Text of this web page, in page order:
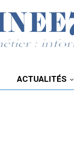
ACTUALITÉS